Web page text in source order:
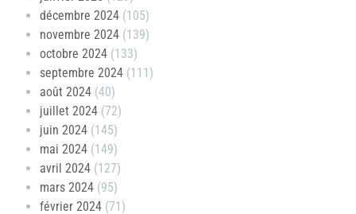
décembre 2024 (105)
novembre 2024 (139)
octobre 2024 (133)
septembre 2024 (111)
août 2024 (40)
juillet 2024 (72)
juin 2024 (145)
mai 2024 (149)
avril 2024 (127)
mars 2024 (95)
février 2024 (71)